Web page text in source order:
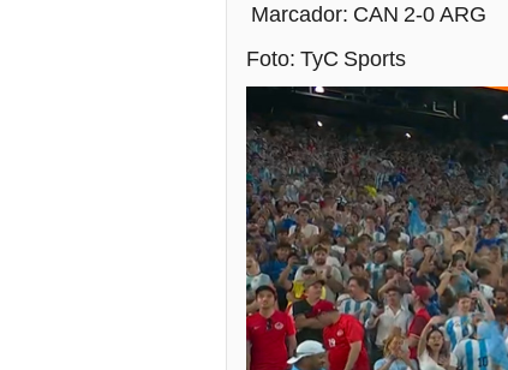
Marcador: CAN 2-0 ARG
Foto: TyC Sports